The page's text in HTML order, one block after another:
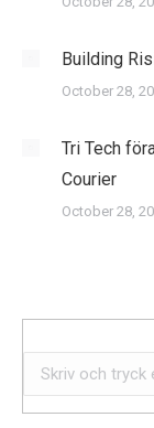
Building
October 28,
Tri Tech
Courier
October 28,
Search: